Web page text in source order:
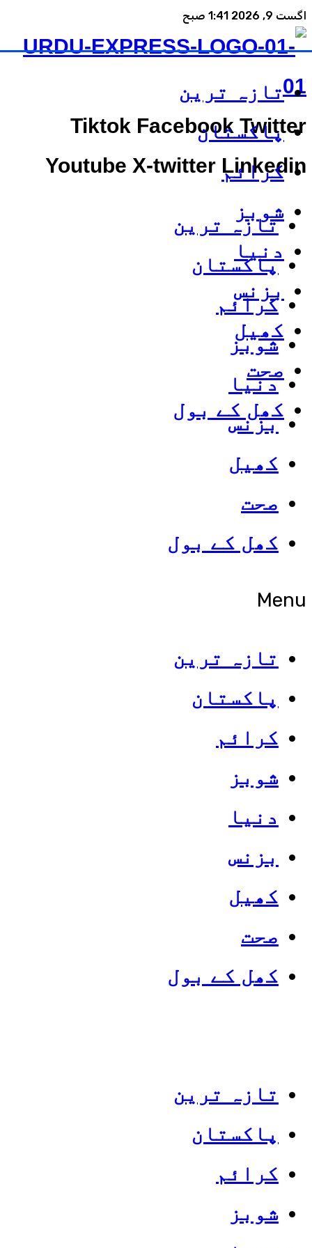
اگست 9, 2026 1:41 صبح
Tiktok Facebook Twitter
Youtube X-twitter Linkedin
تازہ ترین
پاکستان
کرائم
شوبز
دنیا
بزنس
کھیل
صحت
کھل کے بول
Menu
تازہ ترین
پاکستان
کرائم
شوبز
دنیا
بزنس
کھیل
صحت
کھل کے بول
تازہ ترین
پاکستان
کرائم
شوبز
تازہ ترین
پاکستان
کرائم
شوبز
دنیا
بزنس
کھیل
صحت
کھل کے بول
Categories
Top News